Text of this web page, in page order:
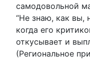
самодовольной
“Не знаю, как вы,
когда его
откусывает и
(Региональное